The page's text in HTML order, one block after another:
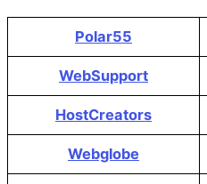
Polar55
WebSupport
HostCreators
Webglobe